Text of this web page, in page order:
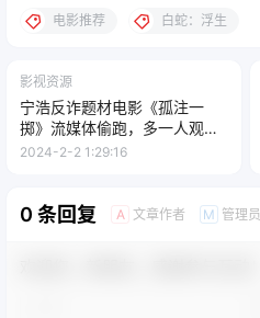
电影推荐 白蛇：浮生
影视资源
宁浩反诈题材电影《孤注一
掷》流媒体偷跑，多一人观影
少一人受骗
2024-2-2 1:29:16
0 条回复 A 文章作者 M 管理员